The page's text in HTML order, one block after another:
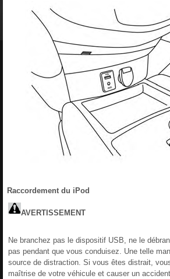
Raccordement du iPod
AVERTISSEMENT
Ne branchez pas le dispositif USB, ne le
pas pendant que vous conduisez. Une telle
source de distraction. Si vous êtes distrait,
maîtrise de votre véhicule et causer un